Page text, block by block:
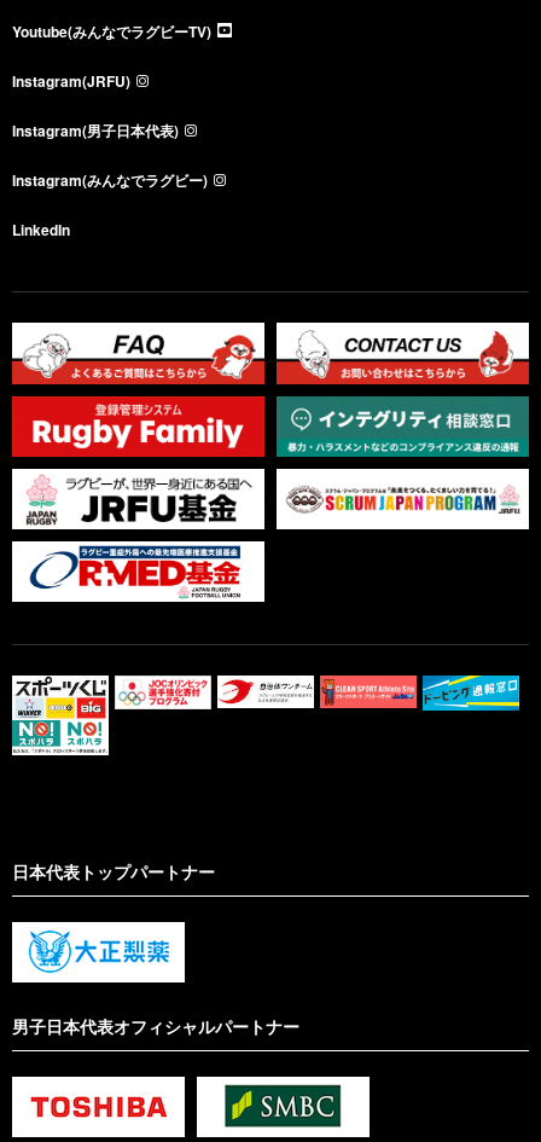
Youtube(みんなでラグビーTV)
Instagram(JRFU)
Instagram(男子日本代表)
Instagram(みんなでラグビー)
LinkedIn
日本代表トップパートナー
男子日本代表オフィシャルパートナー